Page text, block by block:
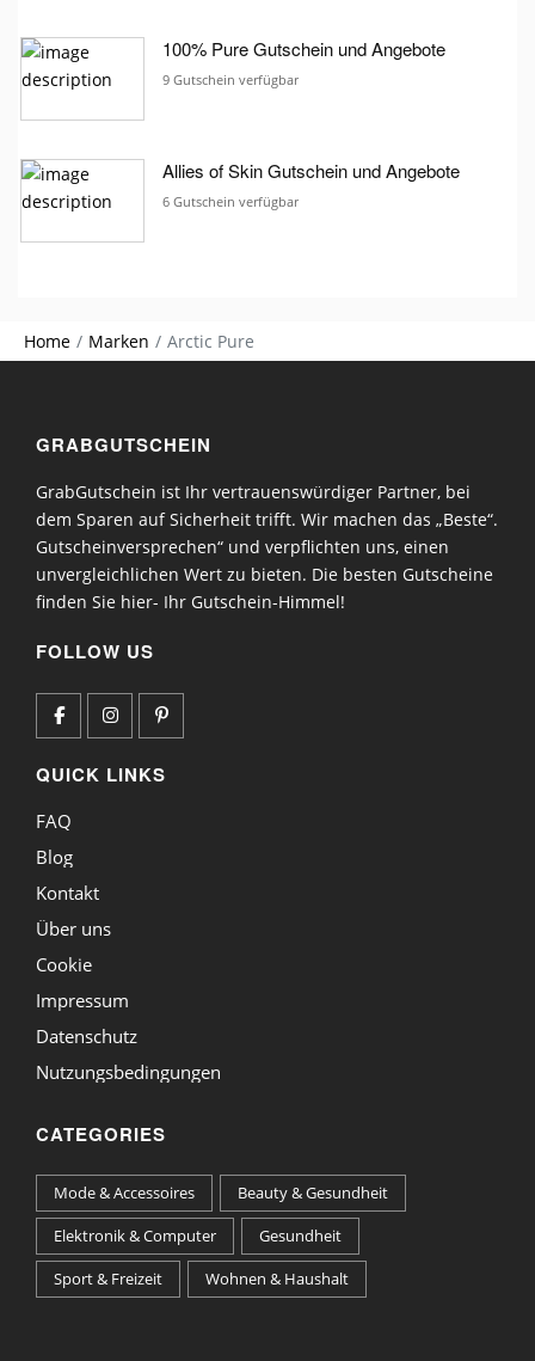
100% Pure Gutschein und Angebote
9 Gutschein verfügbar
Allies of Skin Gutschein und Angebote
6 Gutschein verfügbar
Home Marken Arctic Pure
GRABGUTSCHEIN
GrabGutschein ist Ihr vertrauenswürdiger Partner, bei
dem Sparen auf Sicherheit trifft. Wir machen das „Beste“.
Gutscheinversprechen“ und verpflichten uns, einen
unvergleichlichen Wert zu bieten. Die besten Gutscheine
finden Sie hier- Ihr Gutschein-Himmel!
FOLLOW US
QUICK LINKS
FAQ
Blog
Kontakt
Über uns
Cookie
Impressum
Datenschutz
Nutzungsbedingungen
CATEGORIES
Mode & Accessoires
Beauty & Gesundheit
Elektronik & Computer
Gesundheit
Sport & Freizeit
Wohnen & Haushalt